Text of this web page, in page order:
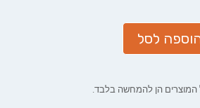
לסל
המוצרים הן להמחשה בלבד.